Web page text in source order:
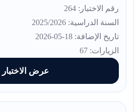
رقم الاختبار: 264
السنة الدراسية: 2025/2026
تاريخ الإضافة: 18-05-2026
الزيارات: 67
عرض الاختبار